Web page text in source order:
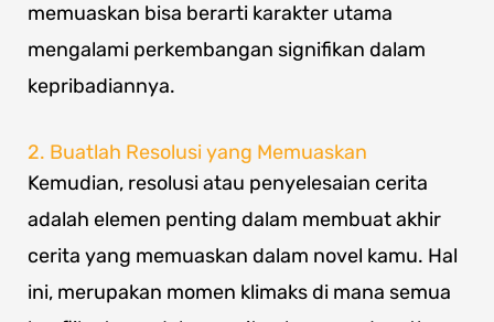
memuaskan bisa berarti karakter utama
mengalami perkembangan signifikan dalam
kepribadiannya.
2. Buatlah Resolusi yang Memuaskan
Kemudian, resolusi atau penyelesaian cerita
adalah elemen penting dalam membuat akhir
cerita yang memuaskan dalam novel kamu. Hal
ini, merupakan momen klimaks di mana semua